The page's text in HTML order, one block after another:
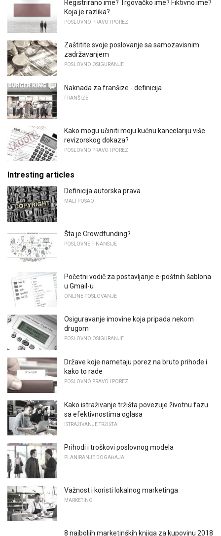
Registrirano ime? Trgovačko ime? Fiktivno ime?
Koja je razlika?
POSLOVNO PRAVO I POREZI
Zaštitite svoje poslovanje sa samozavisnim
zadržavanjem
POSLOVNO OSIGURANJE
Naknada za franšize - definicija
FRANŠIZE
Kako mogu učiniti moju kućnu kancelariju više
revizorskog dokaza?
POSLOVNO PRAVO I POREZI
Intresting articles
Definicija autorska prava
MALI POSAO
Šta je Crowdfunding?
POSLOVNE FINANSIJE
Početni vodič za postavljanje e-poštnih šablona
u Gmail-u
ONLINE POSLOVANJE
Osiguravanje imovine koja pripada nekom
drugom
POSLOVNO OSIGURANJE
Države koje nametaju porez na bruto prihode i
kako to rade
POSLOVNO PRAVO I POREZI
Kako istraživanje tržišta povezuje životnu fazu
sa efektivnostima oglasa
ISTRAŽIVANJE TRŽIŠTA
Prihodi i troškovi poslovnog modela
PLANIRANJE DOGAĐAJA
Važnost i koristi lokalnog marketinga
MARKETING
8 najboljih marketinških knjiga za kupovinu 2018